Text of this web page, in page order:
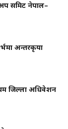
समिट नेपाल–
अन्तरकृया
जिल्ला अधिवेशन